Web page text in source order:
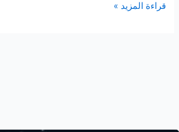
قراءة المزيد »